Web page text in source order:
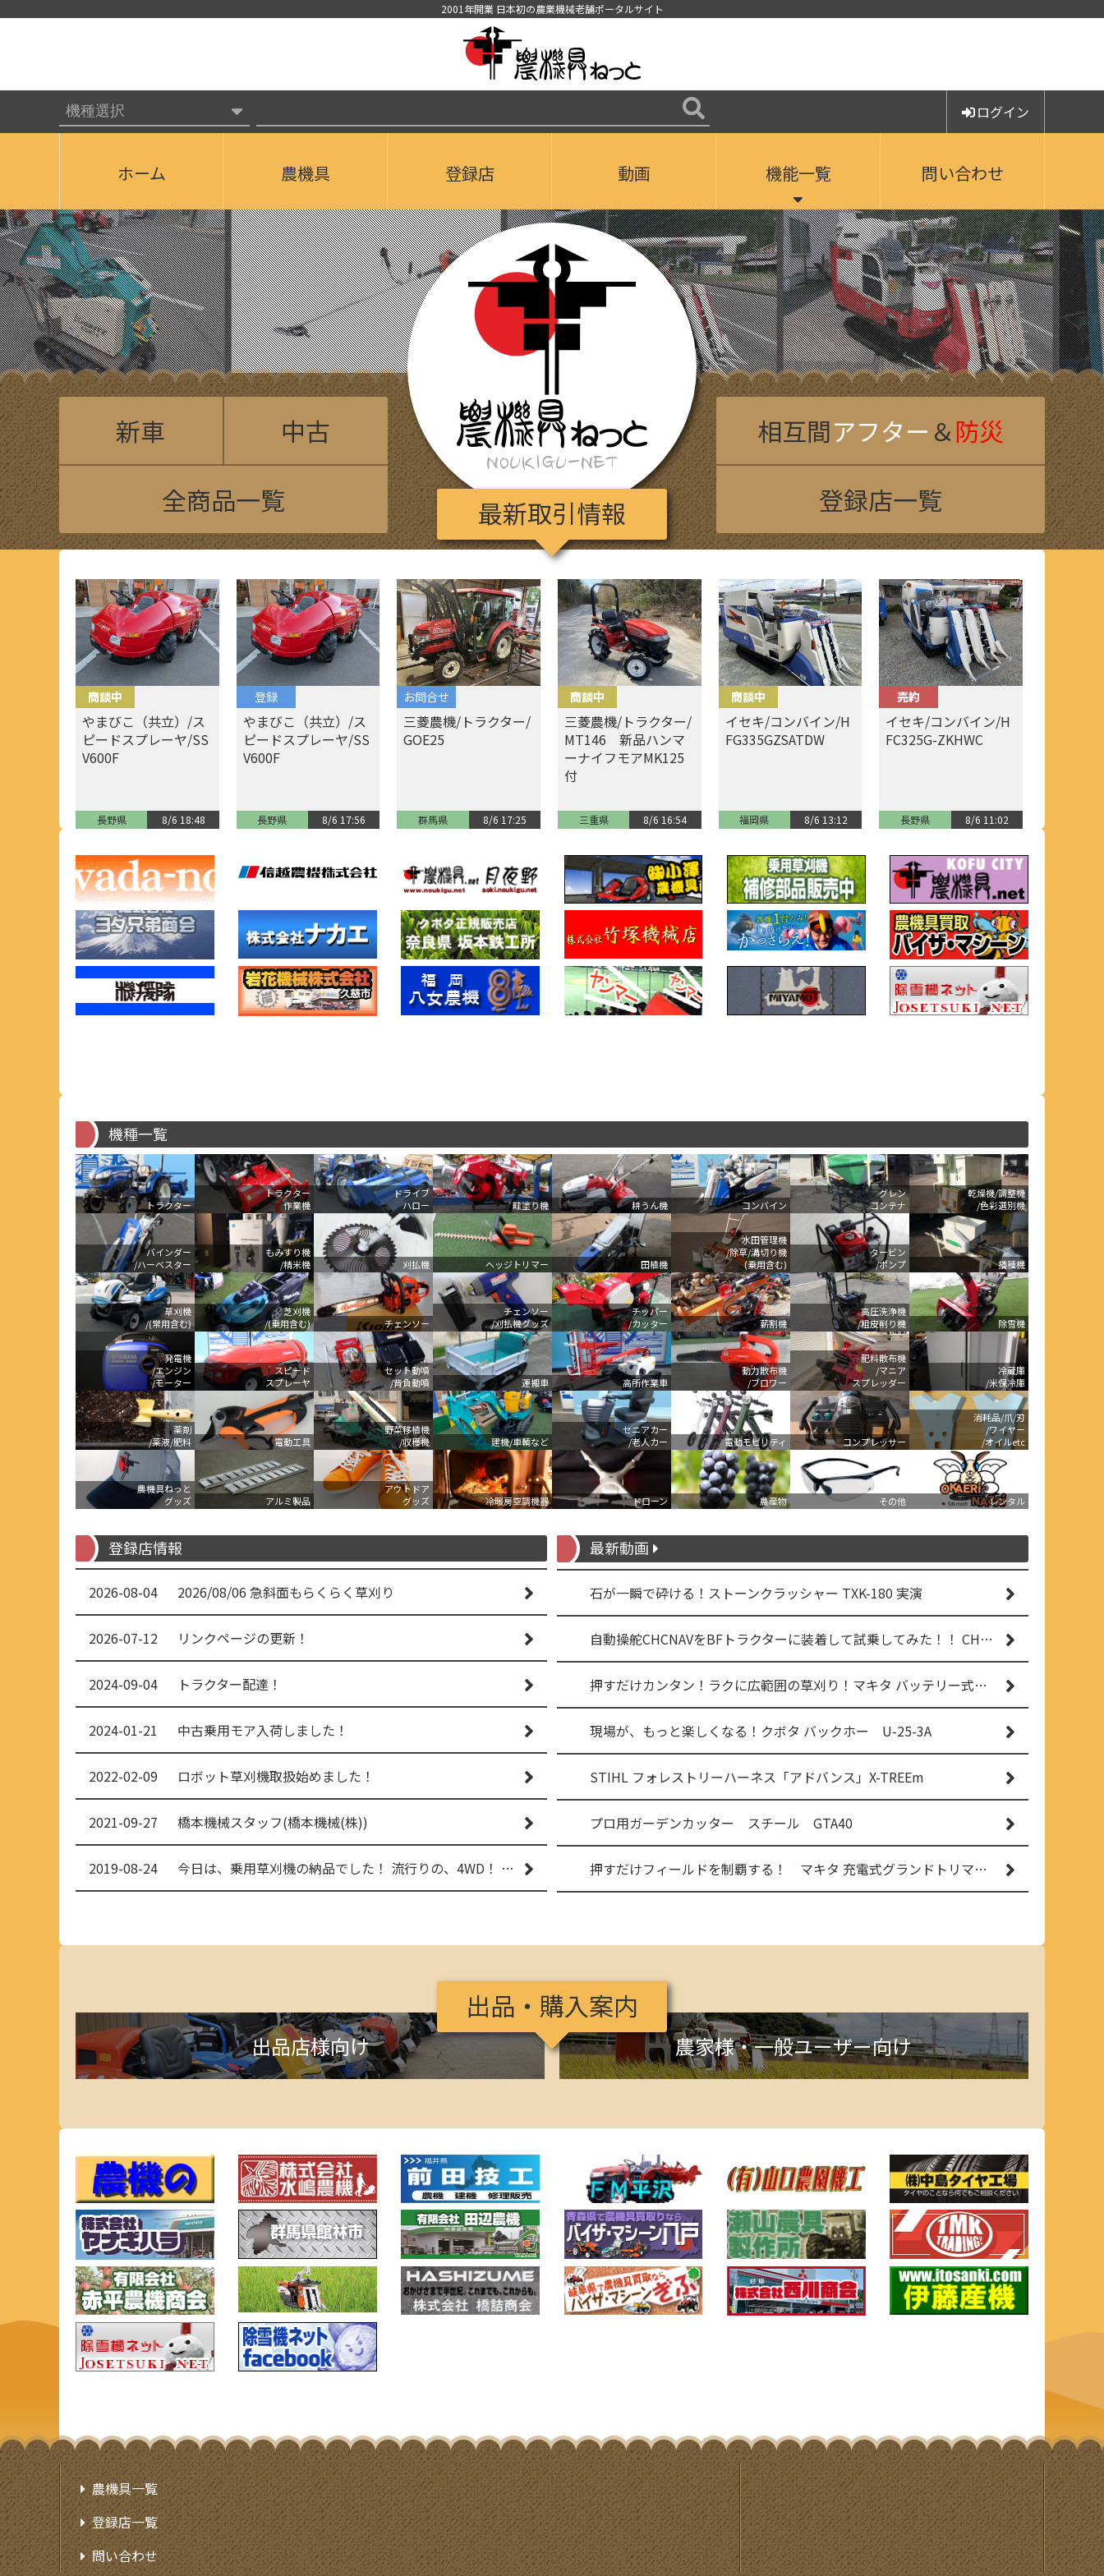
2001年開業 日本初の農業機械老舗ポータルサイト
ログイン
ホーム 農機具 登録店 動画 機能一覧 問い合わせ
NOUKIGU-NET
新車
中古
全商品一覧
相互間アフター ＆防災
登録店一覧
最新取引情報
商談中
やまびこ（共立）/ス
ピードスプレーヤ/SS
V600F
長野県 8/6 18:48
登録
やまびこ（共立）/ス
ピードスプレーヤ/SS
V600F
長野県 8/6 17:56
お問合せ
三菱農機/トラクター/
GOE25
群馬県 8/6 17:25
商談中
三菱農機/トラクター/
MT146 新品ハンマ
ーナイフモアMK125
付
三重県 8/6 16:54
商談中
イセキ/コンバイン/H
FG335GZSATDW
福岡県 8/6 13:12
売約
イセキ/コンバイン/H
FC325G-ZKHWC
長野県 8/6 11:02
機種一覧
トラクター
トラクター
作業機
ドライブ
ハロー
畦塗り機 耕うん機 コンバイン
グレン
コンテナ
乾燥機/調整機
/色彩選別機
バインダー
/ハーベスター
もみすり機
/精米機
刈払機 ヘッジトリマー 田植機
水田管理機
/除草/溝切り機
(乗用含む)
タービン
/ポンプ
播種機
草刈機
/(常用含む)
芝刈機
/(乗用含む)
チェンソー
チェンソー
/刈払機グッズ
チッパー
/カッター
薪割機
高圧洗浄機
/粗皮削り機
除雪機
発電機
/エンジン
/モーター
スピード
スプレーヤ
セット動噴
/背負動噴
運搬車 高所作業車
動力散布機
/ブロワー
肥料散布機
/マニア
スプレッダー
冷蔵庫
/米保冷庫
薬剤
/薬液/肥料
電動工具
野菜移植機
/収穫機
建機/車輌など
セニアカー
/老人カー
電動モビリティ コンプレッサー
消耗品/爪/刃
/ワイヤー
/オイルetc
農機具ねっと
グッズ
アルミ製品
アウトドア
グッズ
冷暖房空調機器 ドローン 農産物 その他 レンタル
登録店情報
2026-08-04 2026/08/06 急斜面もらくらく草刈り
2026-07-12 リンクページの更新！
2024-09-04 トラクター配達！
2024-01-21 中古乗用モア入荷しました！
2022-02-09 ロボット草刈機取扱始めました！
2021-09-27 橋本機械スタッフ(橋本機械(株))
2019-08-24 今日は、乗用草刈機の納品でした！ 流行りの、4WD！ #イセキアグリ #オーレック #四駆 #増税間近
最新動画
石が一瞬で砕ける！ストーンクラッシャー TXK-180 実演
自動操舵CHCNAVをBFトラクターに装着して試乗してみた！！ CHCNAV NX610
押すだけカンタン！ラクに広範囲の草刈り！マキタ バッテリー式草刈り機 MUG001G 2
現場が、もっと楽しくなる！クボタ バックホー U-25-3A
STIHL フォレストリーハーネス「アドバンス」X-TREEm
プロ用ガーデンカッター スチール GTA40
押すだけフィールドを制覇する！ マキタ 充電式グランドトリマー MUG001G
出品・購入案内
出品店様向け 農家様・一般ユーザー向け
農機具一覧
登録店一覧
問い合わせ